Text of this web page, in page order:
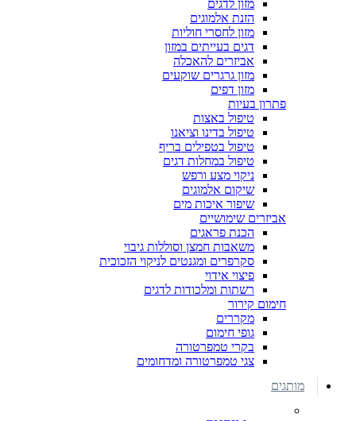
מזון לדגים
הזנת אלמוגים
מזון לחסרי חוליות
דגים בעייתים במזון
אביזרים להאכלה
מזון גרגרים שוקעים
מזון דפים
פתרון בעיות
טיפול באצות
טיפול בדינו וציאנו
טיפול בטפילים בריף
טיפול במחלות דגים
ניקוי מצע ורפש
שיקום אלמוגים
שיפור איכות מים
אביזרים שימושיים
הכנת פראגים
משאבות חמצן וסוללות גיבוי
סקרפרים ומגנטים לניקוי הזכוכית
פיצוי אידוי
רשתות ומלכודות לדגים
חימום קירור
מקררים
גופי חימום
בקרי טמפרטורה
צגי טמפרטורה ומדחומים
מותגים